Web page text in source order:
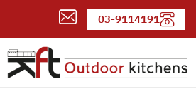
03-9114191